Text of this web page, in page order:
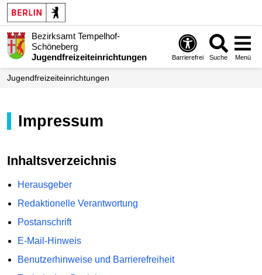
Bezirksamt Tempelhof-
Schöneberg
Jugendfreizeiteinrichtungen
Barrierefrei Suche Menü
Jugendfreizeiteinrichtungen
Impressum
Inhaltsverzeichnis
Herausgeber
Redaktionelle Verantwortung
Postanschrift
E-Mail-Hinweis
Benutzerhinweise und Barrierefreiheit